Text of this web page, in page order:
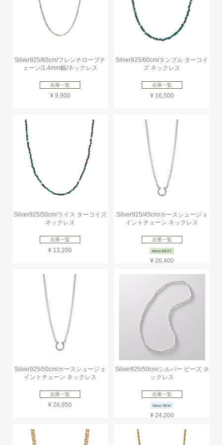
Silver925/60cm/フレンチロープチ
ェーン/1.4mm幅/ネックレス
在庫一覧
¥ 9,900
Silver925/60cm/タンブル ターコイ
ズ ネックレス
在庫一覧
¥ 16,500
Silver925/50cm/ライス ターコイズ
ネックレス
在庫一覧
¥ 13,200
Silver925/45cm/ホースシュージョ
イントチェーン ネックレス
在庫一覧
Mens BEST
¥ 26,400
Silver925/50cm/ホースシュージョ
イントチェーン ネックレス
在庫一覧
¥ 26,950
Silver925/50cm/シルバー ビーズ ネ
ックレス
在庫一覧
Mens NEW
¥ 24,200